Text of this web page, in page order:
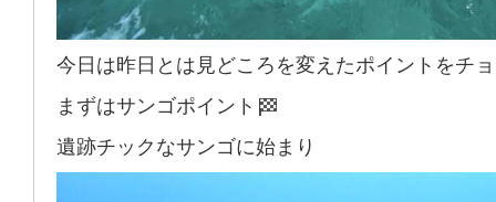
今日は昨日とは見どころを変えたポイントをチ
まずはサンゴポイント
遺跡チックなサンゴに始まり